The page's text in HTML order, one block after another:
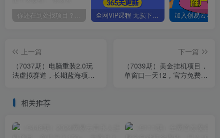
你还在到处找项目？还在当韭菜？我靠卖项目一个月收入5万+，曾经我也是个失败者。 全网VIP课程 无损下载~
上一篇
（7037期）电脑重装2.0玩
法虚拟赛道，长期蓝海项目
下一篇
（7039期）美金挂机项目，
单窗口一天12，官方免费插
相关推荐